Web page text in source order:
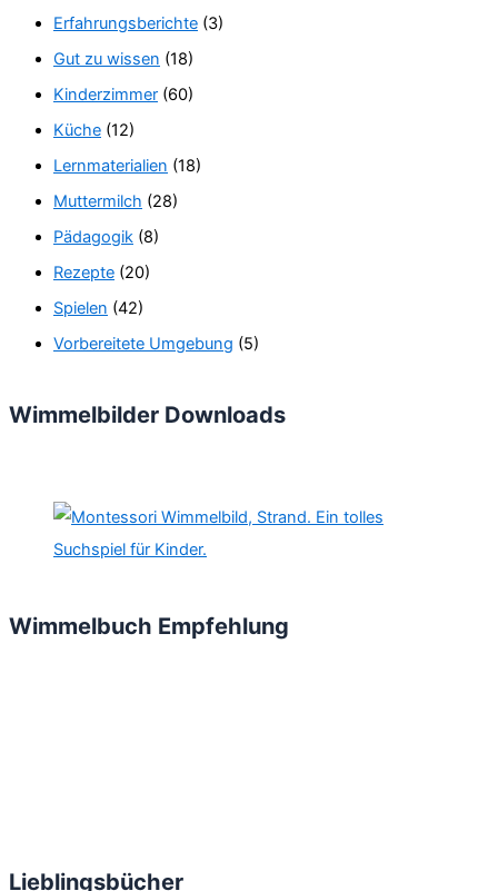
Erfahrungsberichte (3)
Gut zu wissen (18)
Kinderzimmer (60)
Küche (12)
Lernmaterialien (18)
Muttermilch (28)
Pädagogik (8)
Rezepte (20)
Spielen (42)
Vorbereitete Umgebung (5)
Wimmelbilder Downloads
Wimmelbuch Empfehlung
Lieblingsbücher